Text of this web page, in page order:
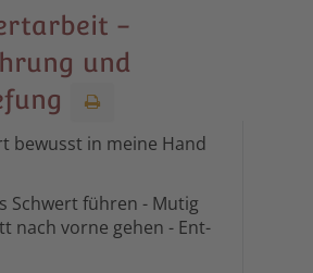
-
und
bewusst in meine Hand
Schwert führen - Mutig
nach vorne gehen - Ent-